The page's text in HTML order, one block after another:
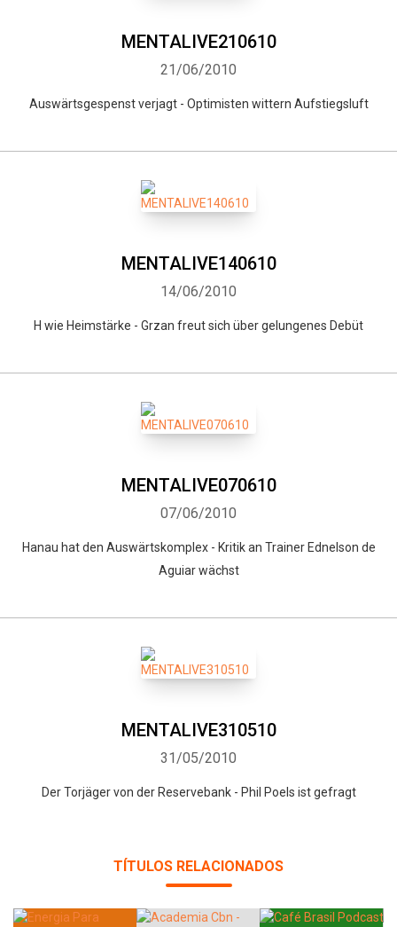
MENTALIVE210610
21/06/2010
Auswärtsgespenst verjagt - Optimisten wittern Aufstiegsluft
MENTALIVE140610
14/06/2010
H wie Heimstärke - Grzan freut sich über gelungenes Debüt
MENTALIVE070610
07/06/2010
Hanau hat den Auswärtskomplex - Kritik an Trainer Ednelson de
Aguiar wächst
MENTALIVE310510
31/05/2010
Der Torjäger von der Reservebank - Phil Poels ist gefragt
TÍTULOS RELACIONADOS